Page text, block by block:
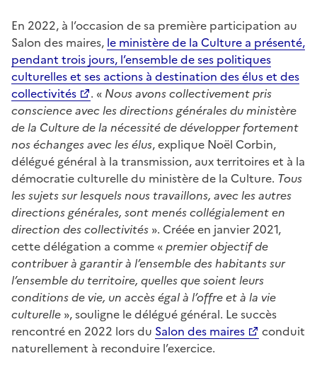
En 2022, à l’occasion de sa première participation au
Salon des maires, le ministère de la Culture a présenté,
pendant trois jours, l’ensemble de ses politiques
culturelles et ses actions à destination des élus et des
collectivités
. « Nous avons collectivement pris
conscience avec les directions générales du ministère
de la Culture de la nécessité de développer fortement
nos échanges avec les élus, explique Noël Corbin,
délégué général à la transmission, aux territoires et à la
démocratie culturelle du ministère de la Culture. Tous
les sujets sur lesquels nous travaillons, avec les autres
directions générales, sont menés collégialement en
direction des collectivités ». Créée en janvier 2021,
cette délégation a comme «premier objectif de
contribuer à garantir à l’ensemble des habitants sur
l’ensemble du territoire, quelles que soient leurs
conditions de vie, un accès égal à l’offre et à la vie
culturelle », souligne le délégué général. Le succès
rencontré en 2022 lors du Salon des maires
conduit
naturellement à reconduire l’exercice.